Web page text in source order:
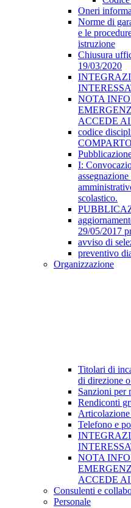
Oneri
Norme di
e le
istruzione
Chiusura
19/03/2020
NOTA
ACCEDE
codice
I:
scolastico.
29/05/2017
avviso di
preventivo
Organizzazione
Titolari di
di direzione
Sanzioni per
Rendiconti
Telefono e
NOTA
ACCEDE
Consulenti e
Personale